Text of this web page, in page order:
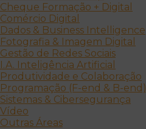
Cheque Formação + Digital
Comércio Digital
Dados & Business Intelligence
Fotografia & Imagem Digital
Gestão de Redes Sociais
I.A. Inteligência Artificial
Produtividade e Colaboração
Programação (F-end & B-end)
Sistemas & Cibersegurança
Vídeo
Outras Áreas